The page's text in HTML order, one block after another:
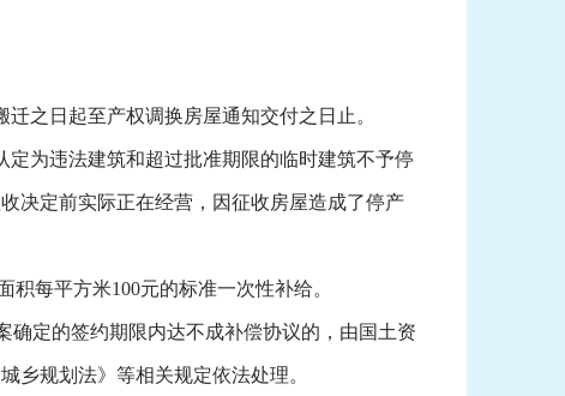
之日起至产权调换房屋通知交付之日止。
为违法建筑和超过批准期限的临时建筑不予停
决定前实际正在经营，因征收房屋造成了停产
每平方米100元的标准一次性补给。
定的签约期限内达不成补偿协议的，由国土资
乡规划法》等相关规定依法处理。